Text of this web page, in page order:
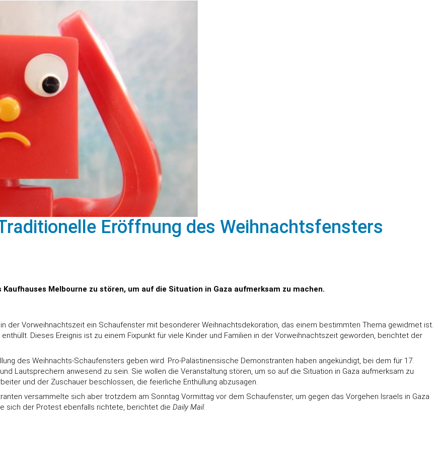
Eröffnung des Weihnachtsfensters
Melbourne zu stören, um auf die Situation in Gaza aufmerksam zu machen.
der Vorweihnachtszeit ein Schaufenster mit besonderer Weihnachtsdekoration, das einem bestimmten Thema gewidmet ist.
Dieses Ereignis ist zu einem Fixpunkt für viele Kinder und Familien in der Vorweihnachtszeit geworden, berichtet der
des Weihnachts-Schaufensters geben wird. Pro-Palästinensische Demonstranten haben angekündigt, bei dem für 17.
Lautsprechern anwesend zu sein. Sie wollen die Veranstaltung stören, um so auf die Situation in Gaza aufmerksam zu
und der Zuschauer beschlossen, die feierliche Enthüllung abzusagen.
versammelte sich aber trotzdem am Sonntag Vormittag vor dem Schaufenster, um gegen das Vorgehen Israels in Gaza
sich der Protest ebenfalls richtete, berichtet die Daily Mail.